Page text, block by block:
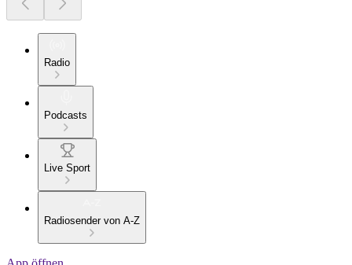
Radio
Podcasts
Live Sport
Radiosender von A-Z